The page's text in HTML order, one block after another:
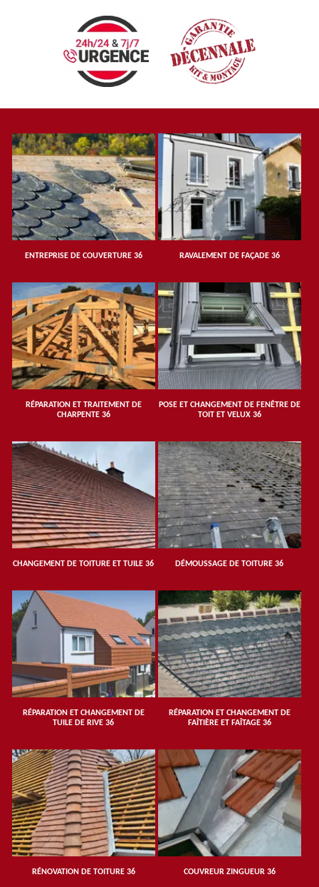
ENTREPRISE DE COUVERTURE 36 RAVALEMENT DE FAÇADE 36
RÉPARATION ET TRAITEMENT DE
CHARPENTE 36
POSE ET CHANGEMENT DE FENÊTRE DE
TOIT ET VELUX 36
CHANGEMENT DE TOITURE ET TUILE 36 DÉMOUSSAGE DE TOITURE 36
RÉPARATION ET CHANGEMENT DE
TUILE DE RIVE 36
RÉPARATION ET CHANGEMENT DE
FAÎTIÈRE ET FAÎTAGE 36
RÉNOVATION DE TOITURE 36 COUVREUR ZINGUEUR 36